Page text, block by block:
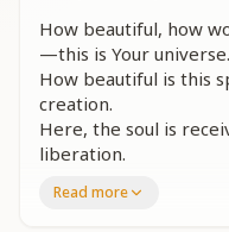
How beautiful, how
—this is Your universe.
How beautiful is this
creation.
Here, the soul is
liberation.
universe.
Read more